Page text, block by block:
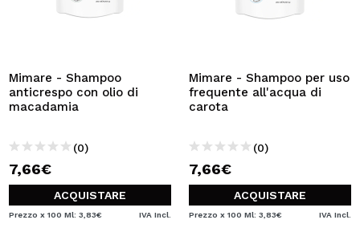
Mimare - Shampoo
anticrespo con olio di
macadamia
(0)
7,66€
ACQUISTARE
Prezzo x 100 Ml: 3,83€ IVA Incl.
Mimare - Shampoo per uso
frequente all'acqua di
carota
(0)
7,66€
ACQUISTARE
Prezzo x 100 Ml: 3,83€ IVA Incl.